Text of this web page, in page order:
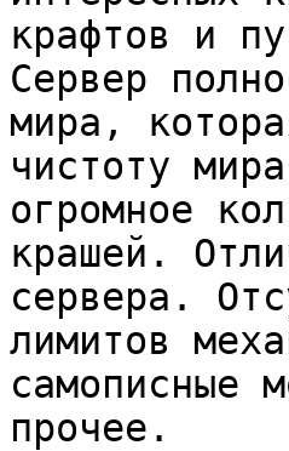
крафтов и
Сервер
мира,
чистоту
огромное
крашей.
сервера.
лимитов
самописные
прочее.